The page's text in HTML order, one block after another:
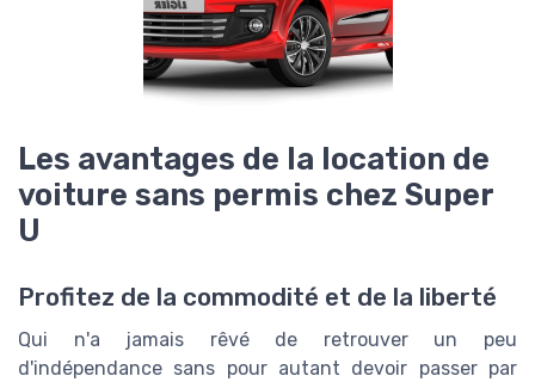
Les avantages de la location de
voiture sans permis chez Super
U
Profitez de la commodité et de la liberté
Qui n'a jamais rêvé de retrouver un peu
d'indépendance sans pour autant devoir passer par